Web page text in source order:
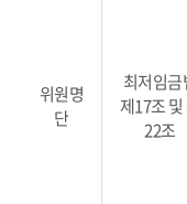
위원명
단
최저임금
제17조 및
22조